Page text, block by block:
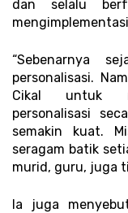
dan selalu
“Sebenarnya
personalisasi.
Cikal untuk
personalisasi
semakin kuat.
seragam batik
murid, guru, juga
Ia juga